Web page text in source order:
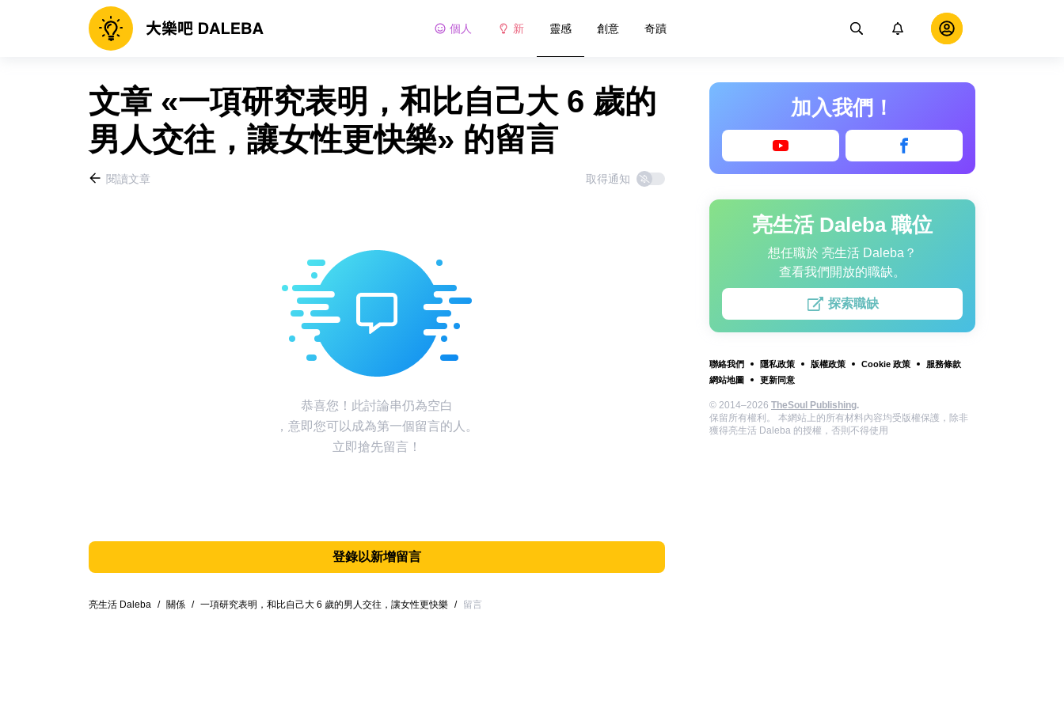
個人 新 靈感 創意 奇蹟
加入我們！
亮生活 Daleba 職位
想任職於 亮生活 Daleba？
查看我們開放的職缺。
探索職缺
聯絡我們 隱私政策 版權政策 Cookie 政策
服務條款
網站地圖
更新同意
© 2014–2026 TheSoul Publishing.
保留所有權利。 本網站上的所有材料內容均受版權保護，除非
獲得亮生活 Daleba 的授權，否則不得使用
文章 «一項研究表明，和比自己大 6 歲的
男人交往，讓女性更快樂» 的留言
閱讀文章 取得通知
恭喜您！此討論串仍為空白
，意即您可以成為第一個留言的人。
立即搶先留言！
登錄以新增留言
亮生活 Daleba / 關係 / 一項研究表明，和比自己大 6 歲的男人交往，讓女性更快樂 / 留言